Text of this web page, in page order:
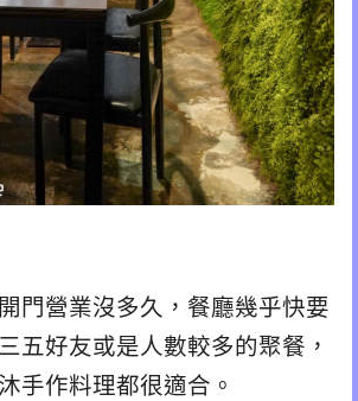
門營業沒多久，餐廳幾乎快要
五好友或是人數較多的聚餐，
手作料理都很適合。